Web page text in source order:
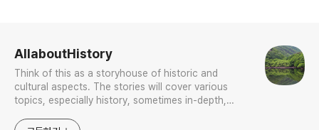
AllaboutHistory
Think of this as a storyhouse of historic and
cultural aspects. The stories will cover various
topics, especially history, sometimes in-depth,
approach will be to resist any common sense or